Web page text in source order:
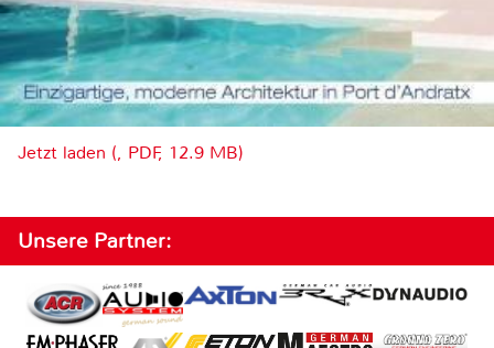
Jetzt laden (, PDF, 12.9 MB)
Unsere Partner: